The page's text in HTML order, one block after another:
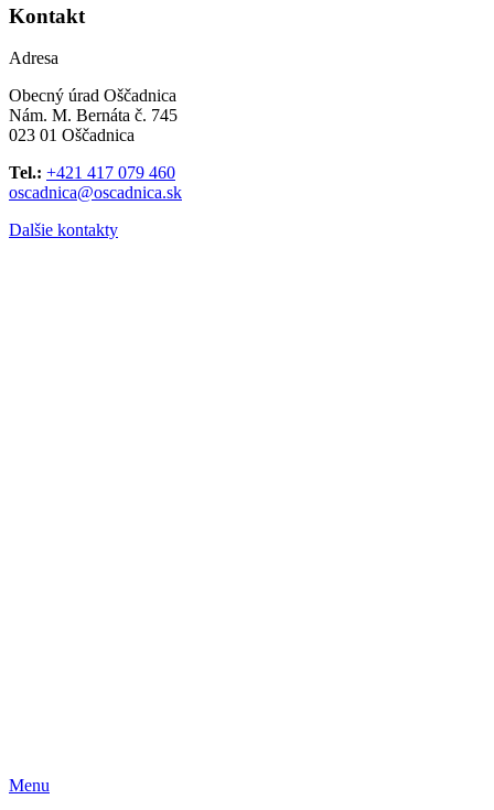
Kontakt
Adresa
Obecný úrad Oščadnica
Nám. M. Bernáta č. 745
023 01 Oščadnica
Tel.: +421 417 079 460
oscadnica@oscadnica.sk
Dalšie kontakty
Menu